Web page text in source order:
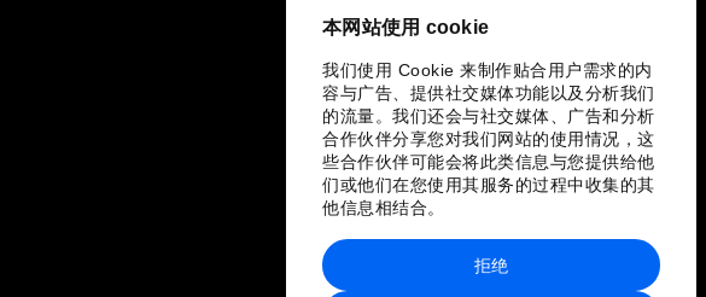
本网站使用 cookie
我们使用 Cookie 来制作贴合用户需求的内
容与广告、提供社交媒体功能以及分析我们
的流量。我们还会与社交媒体、广告和分析
合作伙伴分享您对我们网站的使用情况，这
些合作伙伴可能会将此类信息与您提供给他
们或他们在您使用其服务的过程中收集的其
他信息相结合。
拒绝